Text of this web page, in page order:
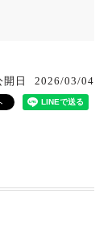
開日 2026/03/04